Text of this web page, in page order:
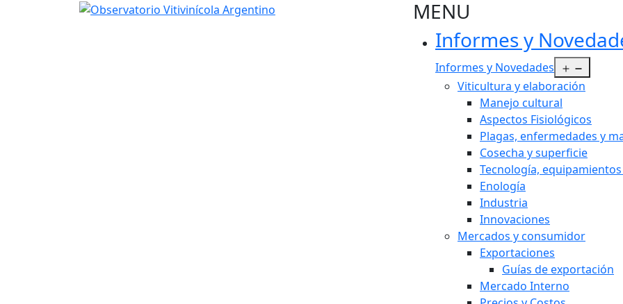
MENU
Informes y
Informes y Novedades
Viticultura y elaboración
Manejo cultural
Aspectos Fisiológicos
Plagas, enfermedades y
Cosecha y superficie
Tecnología,
Enología
Industria
Innovaciones
Mercados y consumidor
Exportaciones
Guías de exportación
Mercado Interno